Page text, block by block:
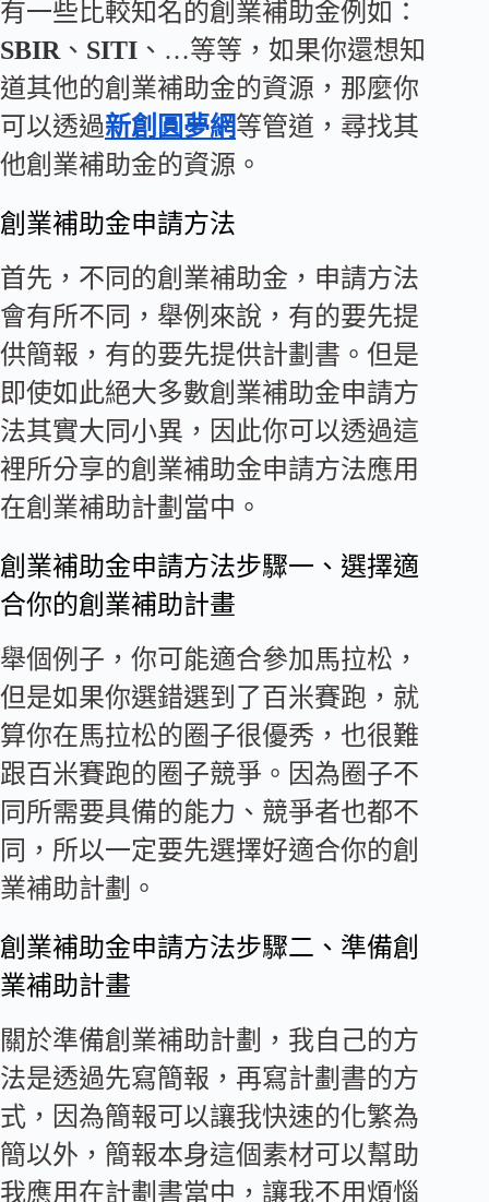
有一些比較知名的創業補助金例如：
SBIR 、 SITI 、…等等，如果你還想知
道其他的創業補助金的資源，那麼你
可以透過新創圓夢網等管道，尋找其
他創業補助金的資源。
創業補助金申請方法
首先，不同的創業補助金，申請方法
會有所不同，舉例來說，有的要先提
供簡報，有的要先提供計劃書。但是
即使如此絕大多數創業補助金申請方
法其實大同小異，因此你可以透過這
裡所分享的創業補助金申請方法應用
在創業補助計劃當中。
創業補助金申請方法步驟一、選擇適
合你的創業補助計畫
舉個例子，你可能適合參加馬拉松，
但是如果你選錯選到了百米賽跑，就
算你在馬拉松的圈子很優秀，也很難
跟百米賽跑的圈子競爭。因為圈子不
同所需要具備的能力、競爭者也都不
同，所以一定要先選擇好適合你的創
業補助計劃。
創業補助金申請方法步驟二、準備創
業補助計畫
關於準備創業補助計劃，我自己的方
法是透過先寫簡報，再寫計劃書的方
式，因為簡報可以讓我快速的化繁為
簡以外，簡報本身這個素材可以幫助
我應用在計劃書當中，讓我不用煩惱